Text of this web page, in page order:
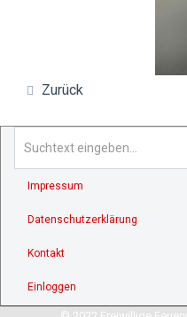
Zurück
Impressum
Datenschutzerklärung
Kontakt
Einloggen